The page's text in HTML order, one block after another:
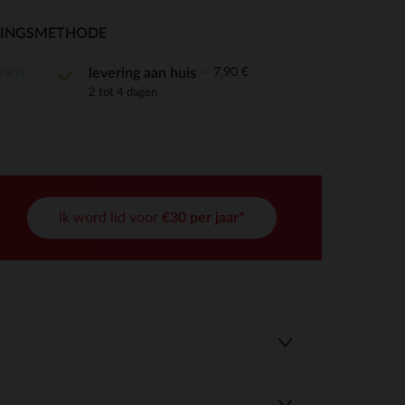
aan te passen en te beheren, en zorgt ervoor dat aan
levering aan huis 7,90 €
2 tot 4 dagen
Ik word lid voor €30 per jaar*